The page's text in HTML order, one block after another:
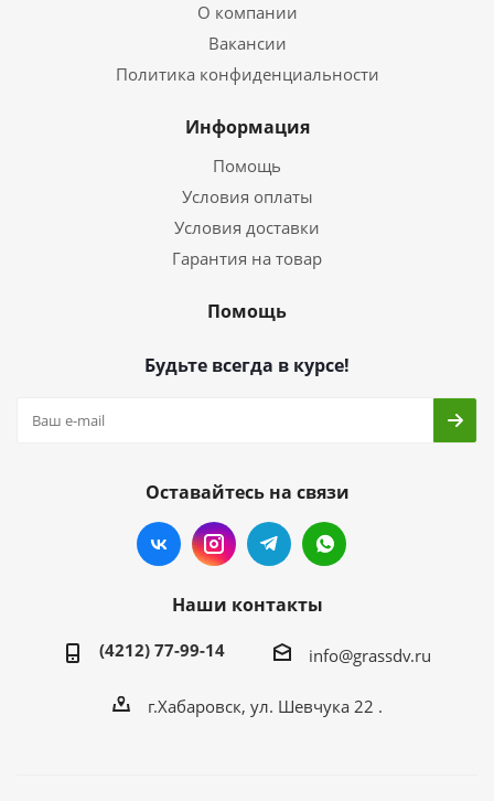
О компании
Вакансии
Политика конфиденциальности
Информация
Помощь
Условия оплаты
Условия доставки
Гарантия на товар
Помощь
Будьте всегда в курсе!
Оставайтесь на связи
Наши контакты
(4212) 77-99-14 info@grassdv.ru
г.Хабаровск, ул. Шевчука 22 .